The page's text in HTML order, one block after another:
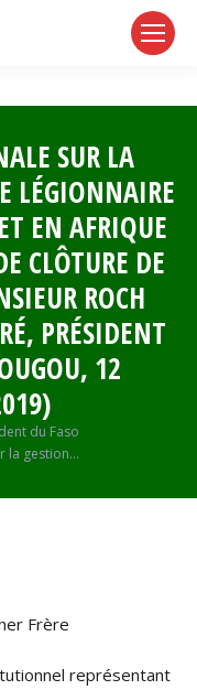
SUR LA
LÉGIONNAIRE
EN AFRIQUE
CLÔTURE DE
ROCH
PRÉSIDENT
12
du Faso
la gestion…
Frère
représentant